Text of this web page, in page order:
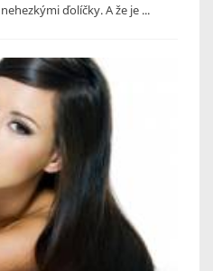
ďolíčky. A že je ...